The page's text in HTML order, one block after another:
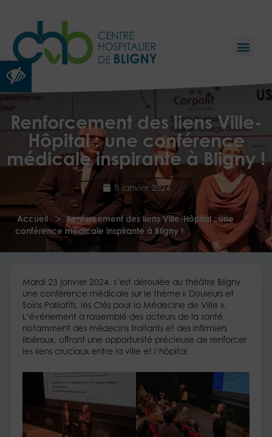
Ouvrir la barre d’outils
Renforcement des liens Ville-
Hôpital : une conférence
médicale inspirante à Bligny !
8 janvier 2024
Accueil >
Renforcement des liens Ville-Hôpital : une
conférence médicale inspirante à Bligny !
Mardi 23 janvier 2024, s’est déroulée au théâtre Bligny
une conférence médicale sur le thème « Douleurs et
Soins Palliatifs, les Clés pour la Médecine de Ville ».
L’événement a rassemblé des acteurs de la santé,
notamment des médecins traitants et des infirmiers
libéraux, offrant une opportunité précieuse de renforcer
les liens cruciaux entre la ville et l’hôpital.